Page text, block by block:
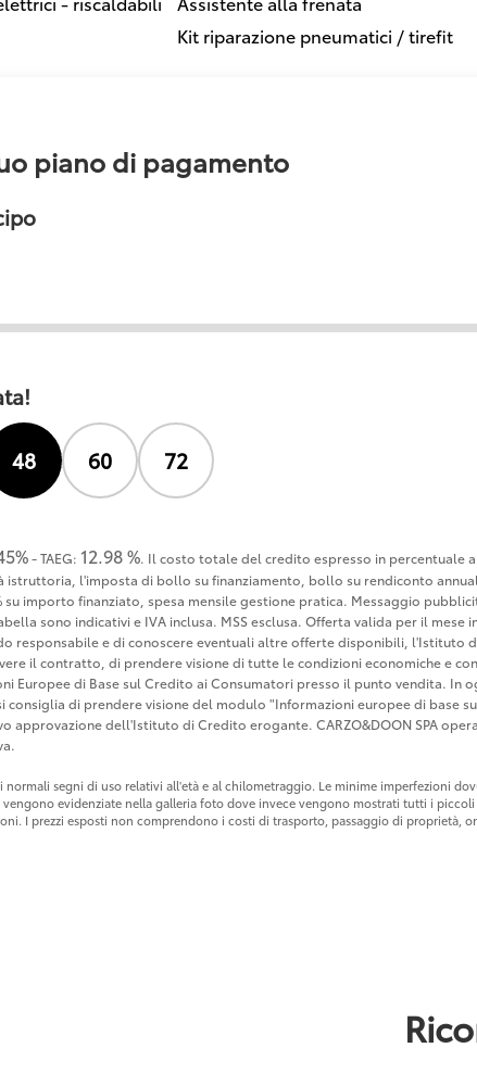
Kit riparazione pneumatici / tirefit
piano di pagamento
48 60 72
- TAEG: 12.98 %. Il costo totale del credito espresso in percentuale
istruttoria, l'imposta di bollo su finanziamento, bollo su rendiconto
su importo finanziato, spesa mensile gestione pratica. Messaggio
sono indicativi e IVA inclusa. MSS esclusa. Offerta valida per il mese
responsabile e di conoscere eventuali altre offerte disponibili, l'Istituto
il contratto, di prendere visione di tutte le condizioni economiche e
Europee di Base sul Credito ai Consumatori presso il punto vendita. In
di prendere visione del modulo "Informazioni europee di base
approvazione dell'Istituto di Credito erogante. CARZO&DOON SPA
normali segni di uso relativi all'età e al chilometraggio. Le minime imperfezioni
evidenziate nella galleria foto dove invece vengono mostrati tutti i
I prezzi esposti non comprendono i costi di trasporto, passaggio di proprietà,